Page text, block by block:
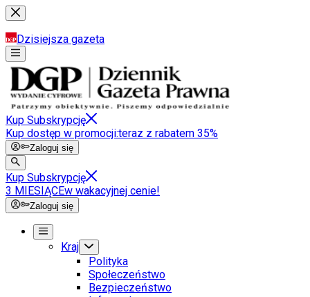
Dzisiejsza gazeta
Kup Subskrypcję
Kup dostęp w promocji:teraz z rabatem 35%
Zaloguj się
Kup Subskrypcję
3 MIESIĄCEw wakacyjnej cenie!
Zaloguj się
Kraj
Polityka
Społeczeństwo
Bezpieczeństwo